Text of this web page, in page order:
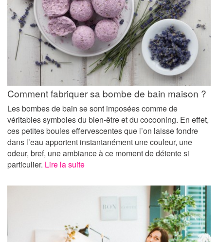
Comment fabriquer sa bombe de bain maison ?
Les bombes de bain se sont imposées comme de
véritables symboles du bien-être et du cocooning. En effet,
ces petites boules effervescentes que l’on laisse fondre
dans l’eau apportent instantanément une couleur, une
odeur, bref, une ambiance à ce moment de détente si
particulier. Lire la suite